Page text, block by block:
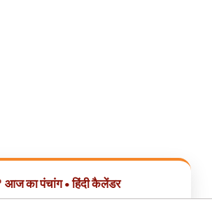
आज का पंचांग • हिंदी कैलेंडर